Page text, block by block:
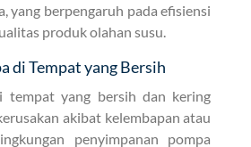
yang berpengaruh pada efisiensi
produk olahan susu.
di Tempat yang Bersih
tempat yang bersih dan kering
akibat kelembapan atau
penyimpanan pompa